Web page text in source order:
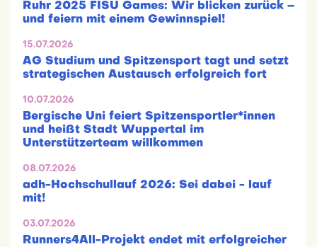
Ruhr 2025 FISU Games: Wir blicken zurück –
und feiern mit einem Gewinnspiel!
15.07.2026
AG Studium und Spitzensport tagt und setzt
strategischen Austausch erfolgreich fort
10.07.2026
Bergische Uni feiert Spitzensportler*innen
und heißt Stadt Wuppertal im
Unterstützerteam willkommen
08.07.2026
adh-Hochschullauf 2026: Sei dabei - lauf
mit!
03.07.2026
Runners4All-Projekt endet mit erfolgreicher